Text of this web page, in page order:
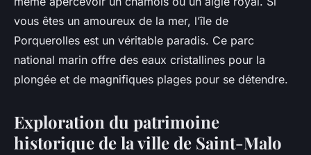
vous êtes un amoureux de la mer, l’île de
Porquerolles est un véritable paradis. Ce parc
national marin offre des eaux cristallines pour la
plongée et de magnifiques plages pour se détendre.
Exploration du patrimoine
historique de la ville de Saint-Malo